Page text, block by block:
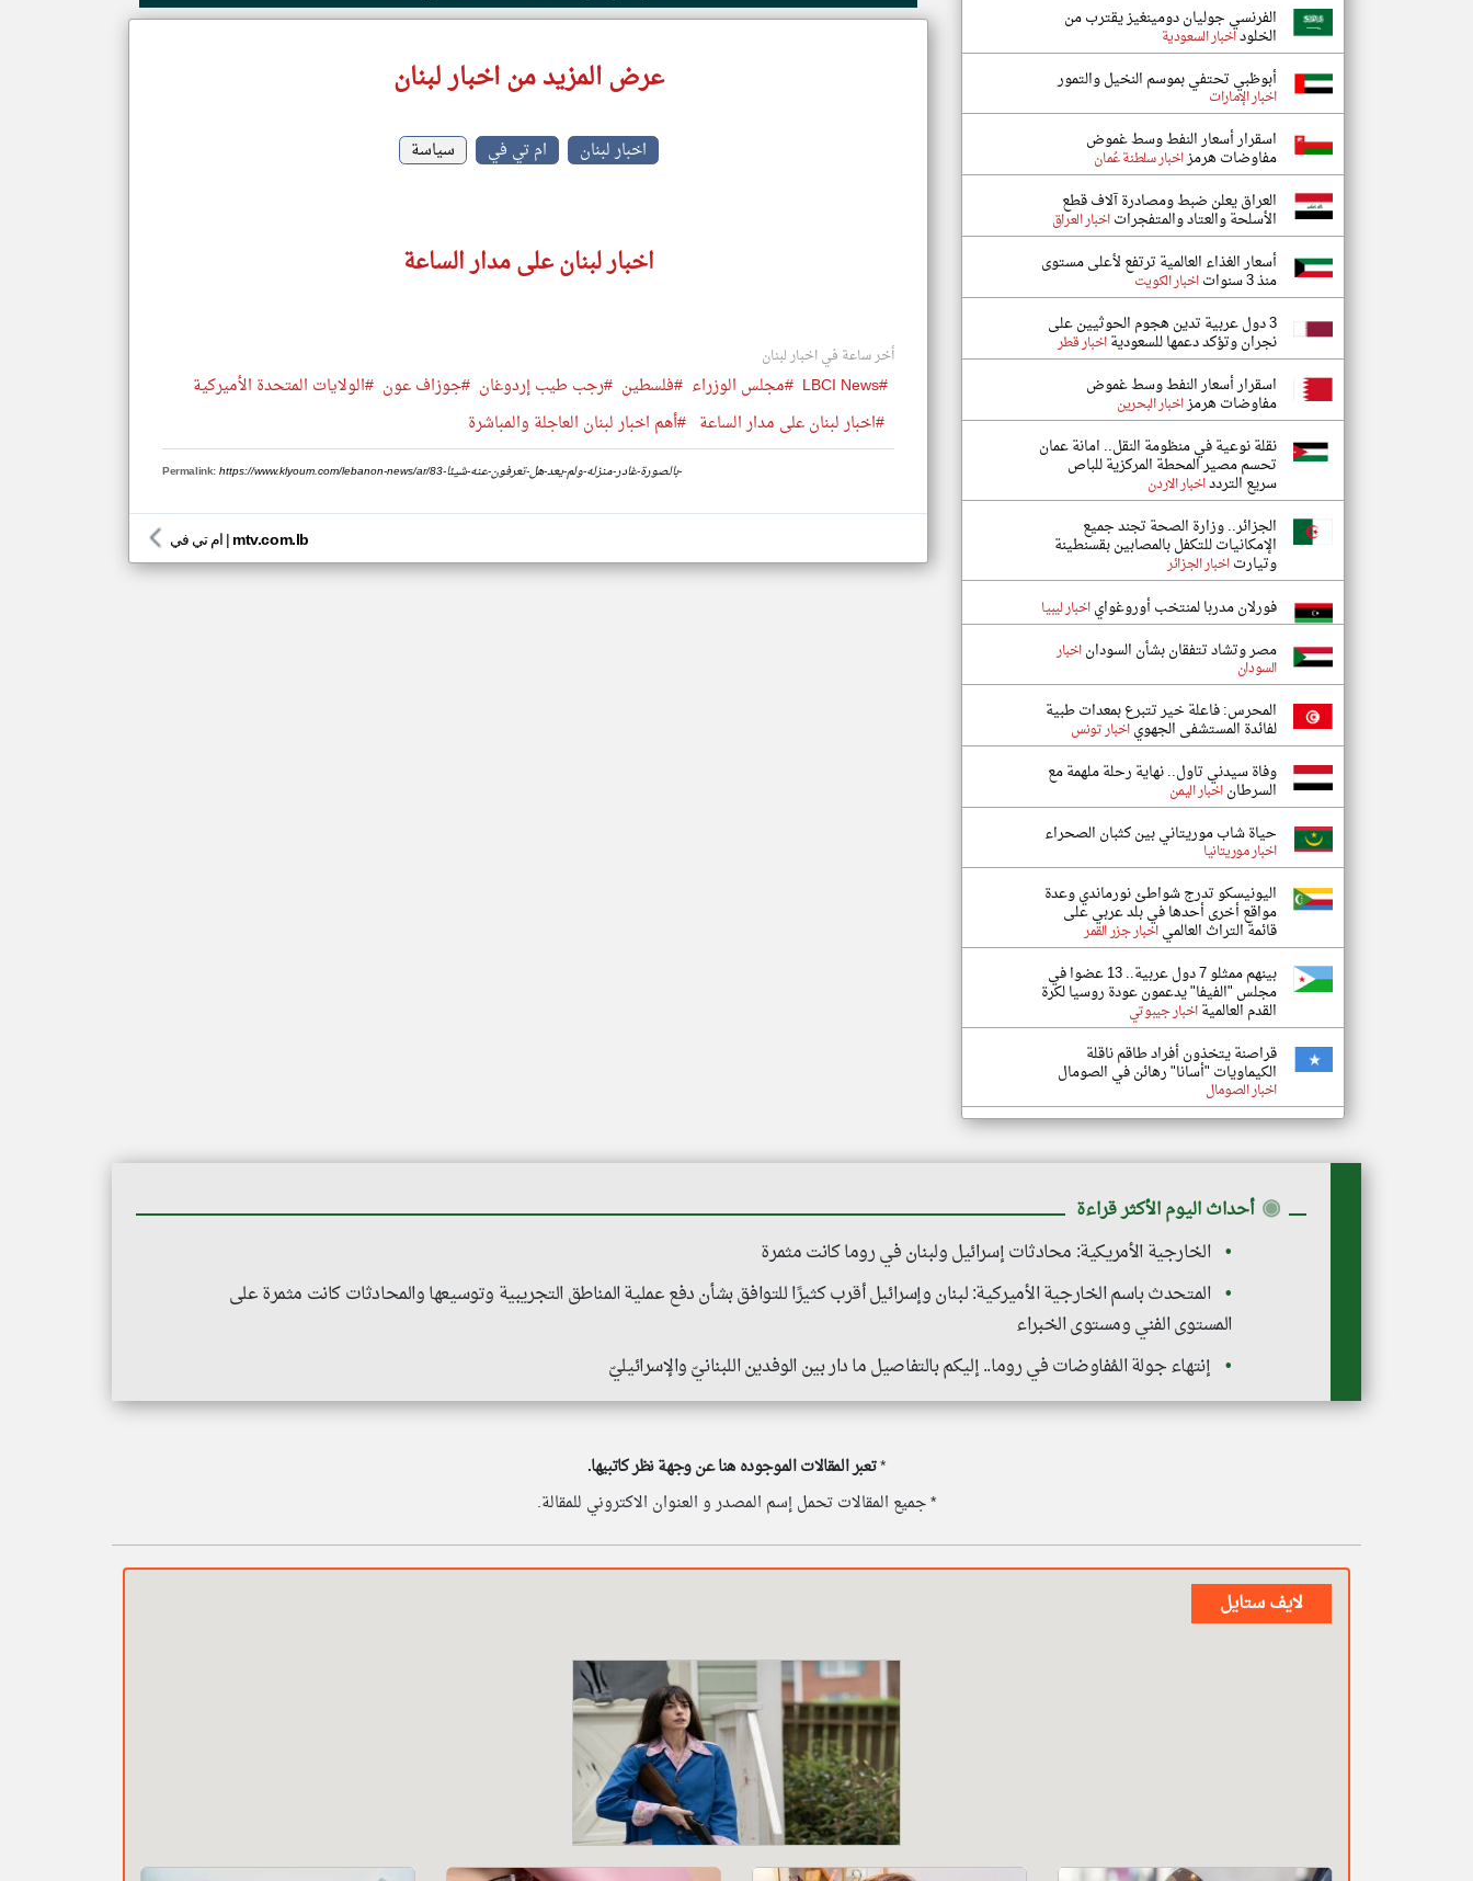
عرض المزيد من اخبار لبنان
اخبار لبنان ام تي في سياسة
اخبار لبنان على مدار الساعة
أخر ساعة في اخبار لبنان
#LBCI News #مجلس الوزراء #فلسطين #رجب طيب إردوغان #جوزاف عون #الولايات المتحدة الأميركية
#اخبار لبنان على مدار الساعة #أهم اخبار لبنان العاجلة والمباشرة
Permalink: https://www.klyoum.com/lebanon-news/ar/83-بالصورة-غادر-منزله-ولم-يعد-هل-تعرفون-عنه-شيئا-
ام تي في | mtv.com.lb
الفرنسي جوليان دومينغيز يقترب من
الخلوداخبار السعودية
أبوظبي تحتفي بموسم النخيل والتمور
اخبار الإمارات
اسقرار أسعار النفط وسط غموض
مفاوضات هرمزاخبار سلطنة عُمان
العراق يعلن ضبط ومصادرة آلاف قطع
الأسلحة والعتاد والمتفجراتاخبار العراق
أسعار الغذاء العالمية ترتفع لأعلى مستوى
منذ 3 سنوات اخبار الكويت
3 دول عربية تدين هجوم الحوثيين على
نجران وتؤكد دعمها للسعوديةاخبار قطر
اسقرار أسعار النفط وسط غموض
مفاوضات هرمزاخبار البحرين
نقلة نوعية في منظومة النقل.. امانة عمان
تحسم مصير المحطة المركزية للباص
سريع التردداخبار الاردن
الجزائر.. وزارة الصحة تجند جميع
الإمكانيات للتكفل بالمصابين بقسنطينة
وتيارتاخبار الجزائر
فورلان مدربا لمنتخب أوروغواياخبار ليبيا
مصر وتشاد تتفقان بشأن السوداناخبار
السودان
المحرس: فاعلة خير تتبرع بمعدات طبية
لفائدة المستشفى الجهوياخبار تونس
وفاة سيدني تاول.. نهاية رحلة ملهمة مع
السرطاناخبار اليمن
حياة شاب موريتاني بين كثبان الصحراء
اخبار موريتانيا
اليونيسكو تدرج شواطئ نورماندي وعدة
مواقع أخرى أحدها في بلد عربي على
قائمة التراث العالمياخبار جزر القمر
بينهم ممثلو 7 دول عربية.. 13 عضوا في
مجلس "الفيفا" يدعمون عودة روسيا لكرة
القدم العالميةاخبار جيبوتي
قراصنة يتخذون أفراد طاقم ناقلة
الكيماويات "أسانا" رهائن في الصومال
اخبار الصومال
◉ أحداث اليوم الأكثر قراءة
الخارجية الأمريكية: محادثات إسرائيل ولبنان في روما كانت مثمرة
المتحدث باسم الخارجية الأميركية: لبنان وإسرائيل أقرب كثيرًا للتوافق بشأن دفع عملية المناطق التجريبية وتوسيعها والمحادثات كانت مثمرة على
المستوى الفني ومستوى الخبراء
إنتهاء جولة المُفاوضات في روما.. إليكم بالتفاصيل ما دار بين الوفدين اللبنانيّ والإسرائيليّ
*تعبر المقالات الموجوده هنا عن وجهة نظر كاتبيها.
* جميع المقالات تحمل إسم المصدر و العنوان الاكتروني للمقالة.
لايف ستايل